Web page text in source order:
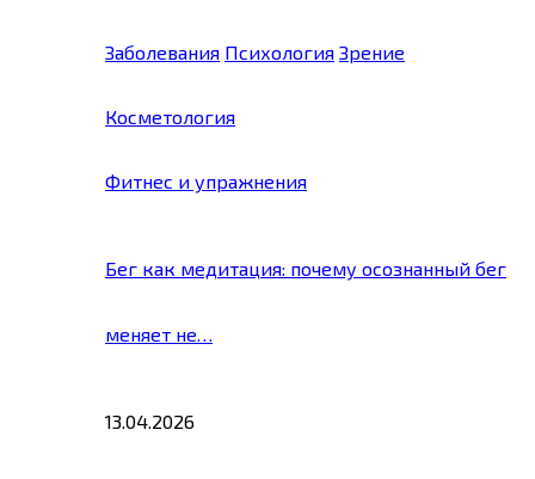
Заболевания Психология Зрение
Косметология
Фитнес и упражнения
Бег как медитация: почему осознанный бег
меняет не…
13.04.2026